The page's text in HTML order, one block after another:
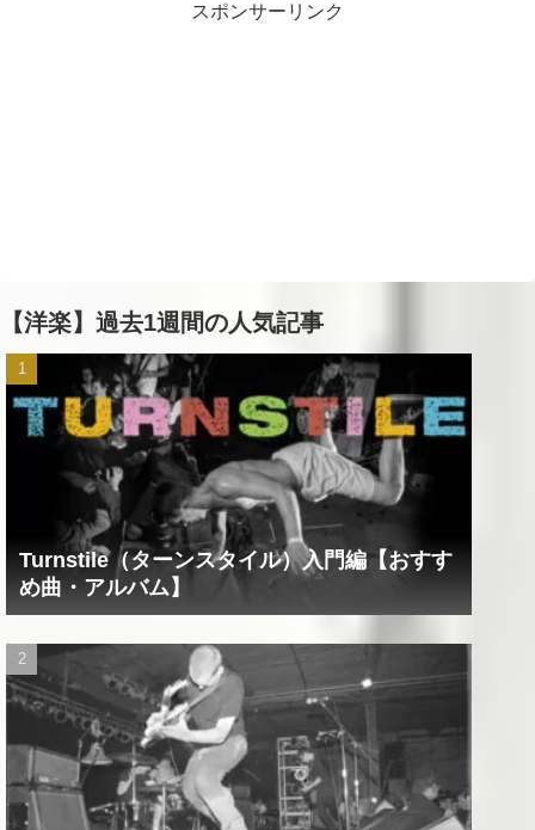
スポンサーリンク
【洋楽】過去1週間の人気記事
Turnstile（ターンスタイル）入門編【おすす
め曲・アルバム】